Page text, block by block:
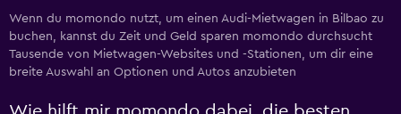
Wenn du momondo nutzt, um einen Audi-Mietwagen in Bilbao zu
buchen, kannst du Zeit und Geld sparen momondo durchsucht
Tausende von Mietwagen-Websites und -Stationen, um dir eine
breite Auswahl an Optionen und Autos anzubieten